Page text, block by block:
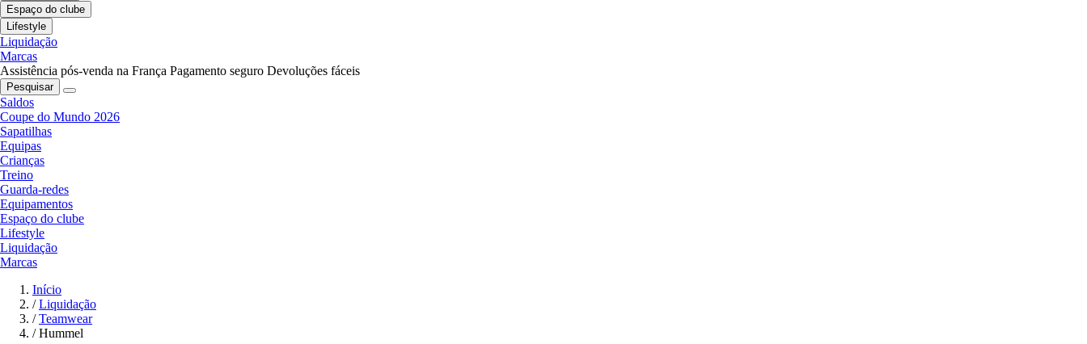
Espaço do clube
Lifestyle
Liquidação
Marcas
Assistência pós-venda na França Pagamento seguro Devoluções fáceis
Pesquisar
Saldos
Coupe do Mundo 2026
Sapatilhas
Equipas
Crianças
Treino
Guarda-redes
Equipamentos
Espaço do clube
Lifestyle
Liquidação
Marcas
Início
/ Liquidação
/ Teamwear
/ Hummel